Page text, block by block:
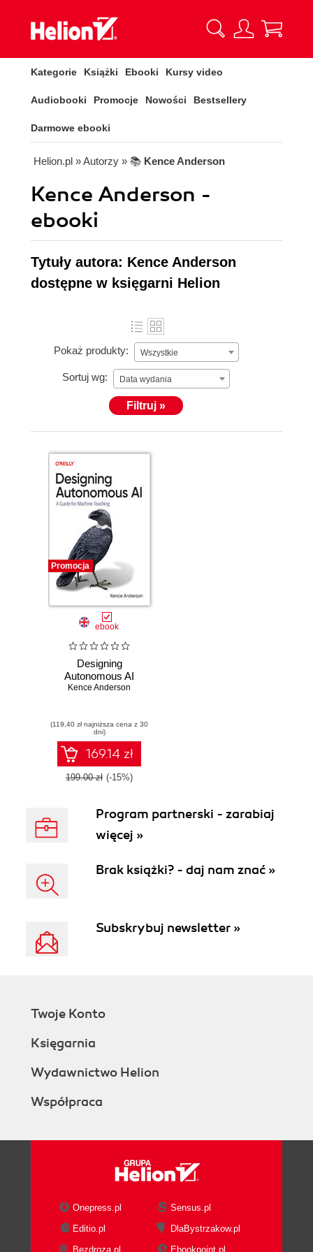
Kategorie Książki Ebooki Kursy video
Audiobooki Promocje Nowości Bestsellery
Darmowe ebooki
Helion.pl » Autorzy » 📚 Kence Anderson
Kence Anderson -
ebooki
Tytuły autora: Kence Anderson
dostępne w księgarni Helion
Pokaż produkty: Wszystkie
Sortuj wg: Data wydania
Filtruj »
Promocja
ebook
Designing
Autonomous AI
Kence Anderson
(119,40 zł najniższa cena z 30
dni)
169.14 zł
199.00 zł (-15%)
Program partnerski - zarabiaj
więcej »
Brak książki? - daj nam znać »
Subskrybuj newsletter »
Twoje Konto
Księgarnia
Wydawnictwo Helion
Współpraca
Onepress.pl
Sensus.pl
Editio.pl
DlaBystrzakow.pl
Bezdroza.pl
Ebookpoint.pl